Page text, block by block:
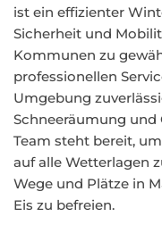
ist ein effizienter
Sicherheit und
Kommunen zu
professionellen
Umgebung
Schneeräumung und
Team steht bereit,
auf alle Wetterlagen
Wege und Plätze in
Eis zu befreien.